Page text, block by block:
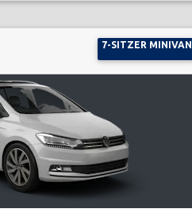
7-SITZER MINIVAN